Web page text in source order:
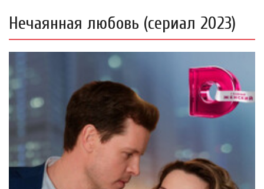
Нечаянная любовь (сериал 2023)